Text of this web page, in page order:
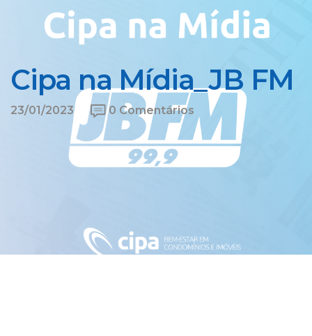
Cipa na Mídia_JB FM
23/01/2023 0 Comentários